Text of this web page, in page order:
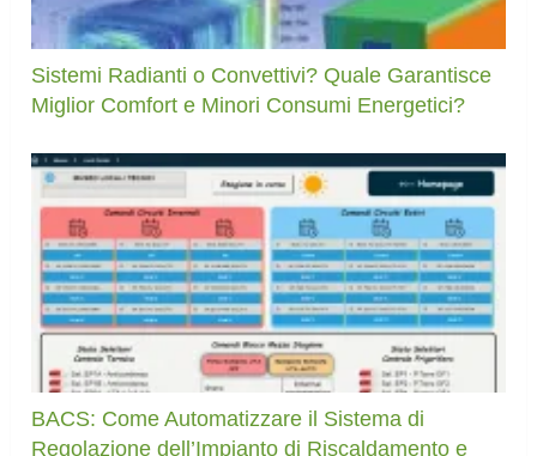
Sistemi Radianti o Convettivi? Quale Garantisce
Miglior Comfort e Minori Consumi Energetici?
BACS: Come Automatizzare il Sistema di
Regolazione dell’Impianto di Riscaldamento e